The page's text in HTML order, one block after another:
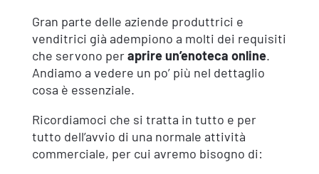
Gran parte delle aziende produttrici e
venditrici già adempiono a molti dei requisiti
che servono peraprire un’enoteca online.
Andiamo a vedere un po’ più nel dettaglio
cosa è essenziale.
Ricordiamoci che si tratta in tutto e per
tutto dell’avvio di una normale attività
commerciale, per cui avremo bisogno di: